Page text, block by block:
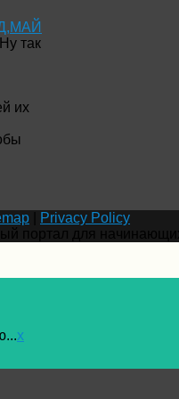
Ну так
их
Privacy Policy
x